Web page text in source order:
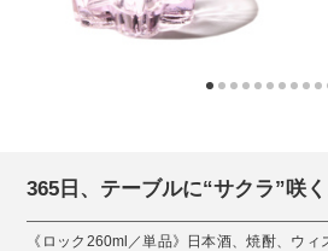
365日、テーブルに“サクラ”咲く
《ロック260ml／単品》日本酒、焼酎、ウ